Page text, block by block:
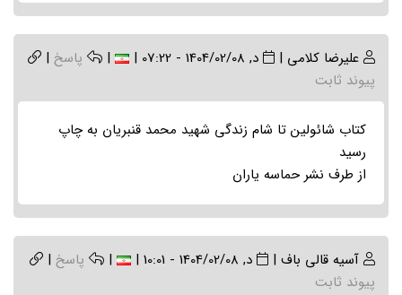
علیرضا کلامی | د, 1404/02/08 - 07:22 |
| پاسخ |
پیوند ثابت
کتاب شائولین تا شام زندگی شهید محمد قنبریان به چاپ
رسید
از طرف نشر حماسه یاران
آسیه قالی باف | د, 1404/02/08 - 10:01 |
| پاسخ |
پیوند ثابت